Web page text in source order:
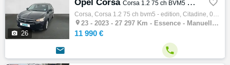
 26
Opel Corsa Corsa 1.2 75 ch BVM5 - Edition 
Corsa, Corsa 1.2 75 ch bvm5 - edition, Citadine, 04/2023, 75ch, 4cv, 27297 km, 5 places, Clim. manuelle, Essence, Boite de vitesse manuelle…
 23 - 2023 - 27 297 Km - Essence - Manuelle - Citadine
11 990 €
 